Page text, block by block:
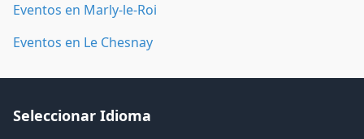
Eventos en Marly-le-Roi
Eventos en Le Chesnay
Seleccionar Idioma